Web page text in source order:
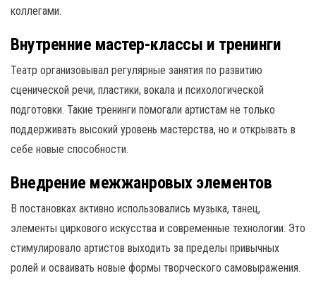
коллегами.
Внутренние мастер-классы и тренинги
Театр организовывал регулярные занятия по развитию
сценической речи, пластики, вокала и психологической
подготовки. Такие тренинги помогали артистам не только
поддерживать высокий уровень мастерства, но и открывать в
себе новые способности.
Внедрение межжанровых элементов
В постановках активно использовались музыка, танец,
элементы циркового искусства и современные технологии. Это
стимулировало артистов выходить за пределы привычных
ролей и осваивать новые формы творческого самовыражения.